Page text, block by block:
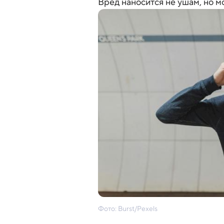
Фото: Burst/Pexels